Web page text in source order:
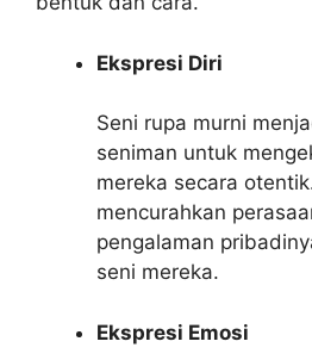
Ekspresi Diri
Seni rupa murni
seniman untuk
mereka secara
mencurahkan
pengalaman
seni mereka.
Ekspresi Emosi